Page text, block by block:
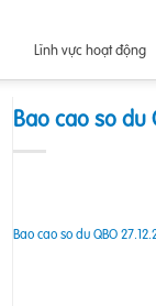
Lĩnh vực hoạt động
Bao cao so du
Bao cao so du QBO